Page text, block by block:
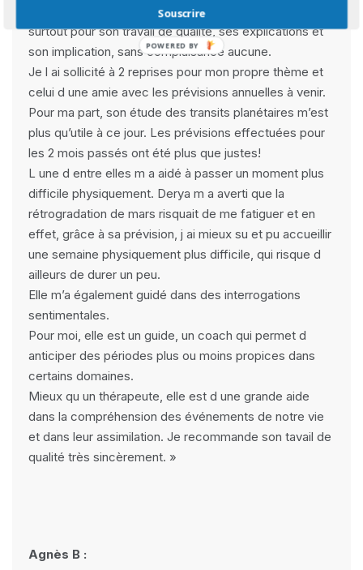
ses qualités d’empathie et de bienveillance, mais
surtout pour son travail de qualité, ses explications et
son implication, sans complaisance aucune.
Je l ai sollicité à 2 reprises pour mon propre thème et
celui d une amie avec les prévisions annuelles à venir.
Pour ma part, son étude des transits planétaires m’est
plus qu’utile à ce jour. Les prévisions effectuées pour
les 2 mois passés ont été plus que justes!
L une d entre elles m a aidé à passer un moment plus
difficile physiquement. Derya m a averti que la
rétrogradation de mars risquait de me fatiguer et en
effet, grâce à sa prévision, j ai mieux su et pu accueillir
une semaine physiquement plus difficile, qui risque d
ailleurs de durer un peu.
Elle m’a également guidé dans des interrogations
sentimentales.
Pour moi, elle est un guide, un coach qui permet d
anticiper des périodes plus ou moins propices dans
certains domaines.
Mieux qu un thérapeute, elle est d une grande aide
dans la compréhension des événements de notre vie
et dans leur assimilation. Je recommande son tavail de
qualité très sincèrement. »
Agnès B :
Souscrire
POWERED BY